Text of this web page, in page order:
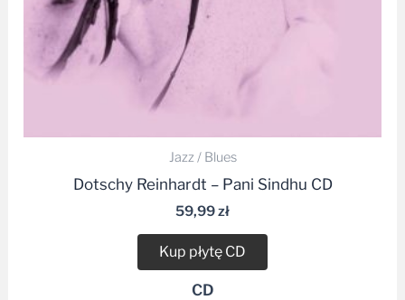
Jazz / Blues
Dotschy Reinhardt – Pani Sindhu CD
59,99zł
Kup płytę CD
CD